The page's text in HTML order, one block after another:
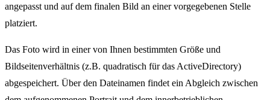
angepasst und auf dem finalen Bild an einer vorgegebenen Stelle
platziert.
Das Foto wird in einer von Ihnen bestimmten Größe und
Bildseitenverhältnis (z.B. quadratisch für das ActiveDirectory)
abgespeichert. Über den Dateinamen findet ein Abgleich zwischen